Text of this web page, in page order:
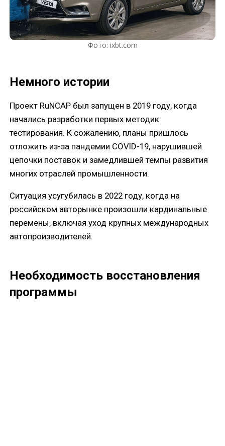
Фото: ixbt.com
Немного истории
Проект RuNCAP был запущен в 2019 году, когда
начались разработки первых методик
тестирования. К сожалению, планы пришлось
отложить из-за пандемии COVID-19, нарушившей
цепочки поставок и замедлившей темпы развития
многих отраслей промышленности.
Ситуация усугубилась в 2022 году, когда на
российском авторынке произошли кардинальные
перемены, включая уход крупных международных
автопроизводителей.
Необходимость восстановления
программы